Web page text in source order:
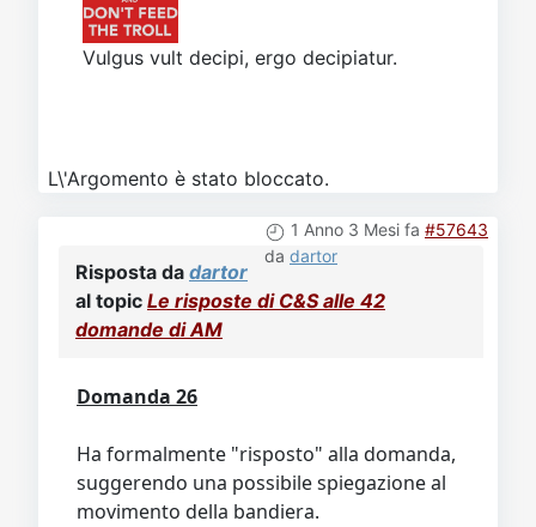
Vulgus vult decipi, ergo decipiatur.
L\'Argomento è stato bloccato.
1 Anno 3 Mesi fa #57643
da dartor
Risposta da dartor
al topic Le risposte di C&S alle 42
domande di AM
Domanda 26
Ha formalmente "risposto" alla domanda,
suggerendo una possibile spiegazione al
movimento della bandiera.